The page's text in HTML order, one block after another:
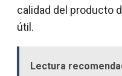
calidad del producto
útil.
Lectura